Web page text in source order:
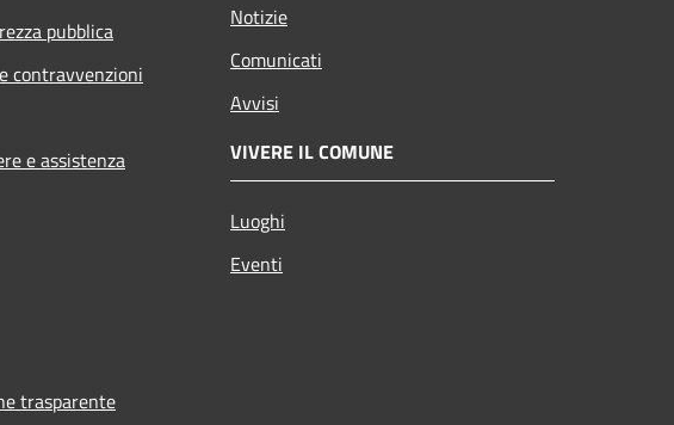
pubblica
contravvenzioni
e assistenza
Notizie
Comunicati
Avvisi
VIVERE IL COMUNE
Luoghi
Eventi
trasparente